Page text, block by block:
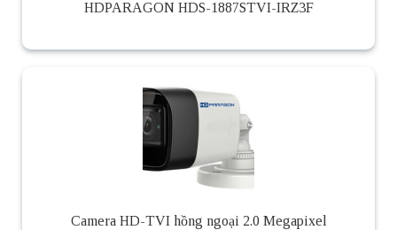
HDPARAGON HDS-1887STVI-IRZ3F
Camera HD-TVI hồng ngoại 2.0 Megapixel